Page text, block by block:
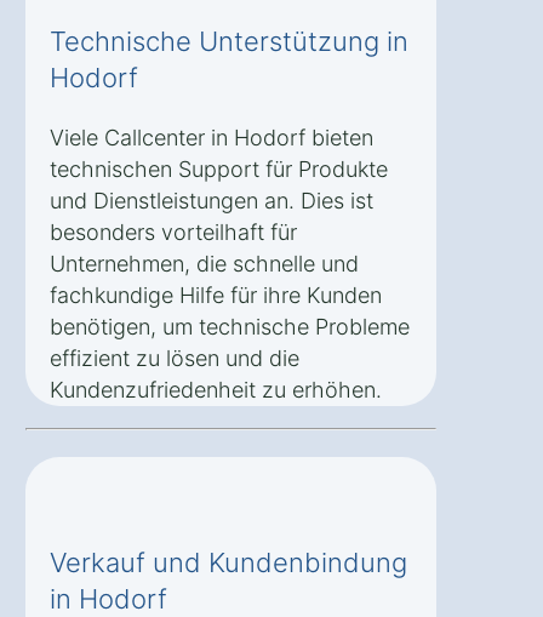
Technische Unterstützung in
Hodorf
Viele Callcenter in Hodorf bieten
technischen Support für Produkte
und Dienstleistungen an. Dies ist
besonders vorteilhaft für
Unternehmen, die schnelle und
fachkundige Hilfe für ihre Kunden
benötigen, um technische Probleme
effizient zu lösen und die
Kundenzufriedenheit zu erhöhen.
Verkauf und Kundenbindung
in Hodorf